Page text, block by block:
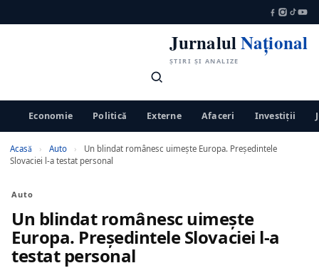
JurnalulNațional
ȘTIRI ȘI ANALIZE
Economie Politică Externe Afaceri Investiții
Acasă › Auto ›
Un blindat românesc uimește Europa. Președintele
Slovaciei l-a testat personal
Auto
Un blindat românesc uimește
Europa. Președintele Slovaciei l-a
testat personal